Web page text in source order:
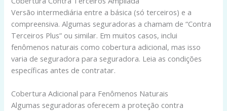
Versão intermediária entre a básica (só terceiros) e a
compreensiva. Algumas seguradoras a chamam de “Contra
Terceiros Plus” ou similar. Em muitos casos, inclui
fenômenos naturais como cobertura adicional, mas isso
varia de seguradora para seguradora. Leia as condições
específicas antes de contratar.
Cobertura Adicional para Fenômenos Naturais
Algumas seguradoras oferecem a proteção contra